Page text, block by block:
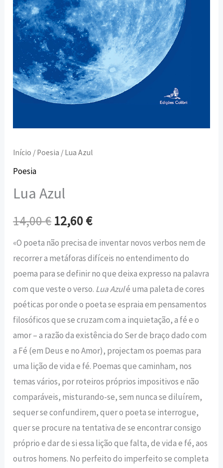
Início / Poesia / Lua Azul
Poesia
Lua Azul
14,00€ 12,60€
«O poeta não precisa de inventar novos verbos nem de
recorrer a metáforas difíceis no entendimento do
poema para se definir no que deixa expresso na palavra
com que veste o verso. Lua Azulé uma paleta de cores
poéticas por onde o poeta se espraia em pensamentos
filosóficos que se cruzam com a inquietação, a fé e o
amor – a razão da existência do Ser de braço dado com
a Fé (em Deus e no Amor), projectam os poemas para
uma lição de vida e fé. Poemas que caminham, nos
temas vários, por roteiros próprios impositivos e não
comparáveis, misturando-se, sem nunca se diluírem,
sequer se confundirem, quer o poeta se interrogue,
quer se procure na tentativa de se encontrar consigo
próprio e dar de si essa lição que falta, de vida e fé, aos
outros homens. No perfeito do imperfeito se completa